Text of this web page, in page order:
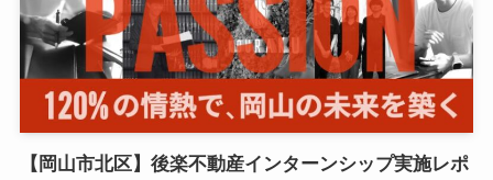
【岡山市北区】後楽不動産インターンシップ実施レポ